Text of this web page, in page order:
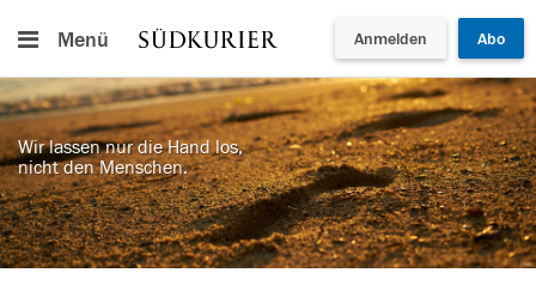
Menü Anmelden Abo
Wir lassen nur die Hand los,
nicht den Menschen.